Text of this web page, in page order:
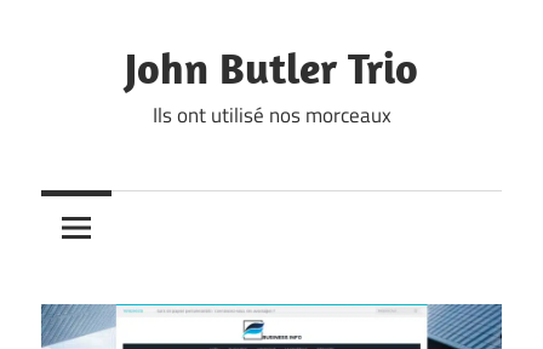
John Butler Trio
Ils ont utilisé nos morceaux